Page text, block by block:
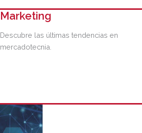
Marketing
Descubre las últimas tendencias en
mercadotecnia.